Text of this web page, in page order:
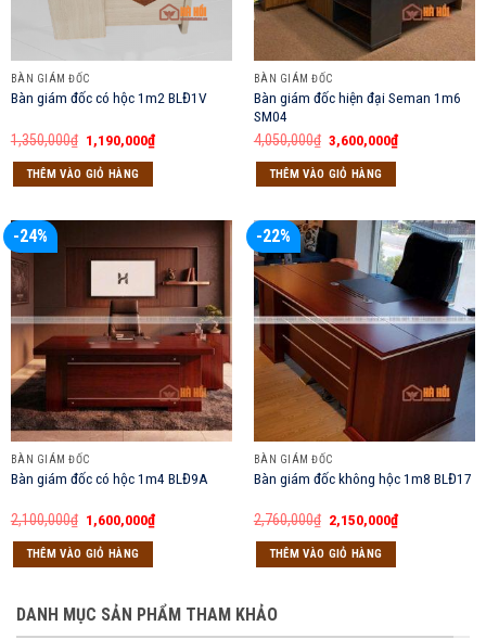
BÀN GIÁM ĐỐC
Bàn giám đốc có hộc 1m2 BLĐ1V
1,350,000₫ Giá
gốc
là:
1,350,000₫.
1,190,000₫Giá
hiện
THÊM VÀO GIỎ HÀNG
BÀN GIÁM ĐỐC
Bàn giám đốc hiện đại Seman 1m6
SM04
4,050,000₫ Giá
gốc
là:
4,050,000₫.
3,600,000₫Giá
hiện
THÊM VÀO GIỎ HÀNG
-24%
BÀN GIÁM ĐỐC
Bàn giám đốc có hộc 1m4 BLĐ9A
2,100,000₫ Giá
gốc
là:
2,100,000₫.
1,600,000₫Giá
hiện
THÊM VÀO GIỎ HÀNG
-22%
BÀN GIÁM ĐỐC
Bàn giám đốc không hộc 1m8 BLĐ17
2,760,000₫ Giá
gốc
là:
2,760,000₫.
2,150,000₫Giá
hiện
THÊM VÀO GIỎ HÀNG
DANH MỤC SẢN PHẨM THAM KHẢO